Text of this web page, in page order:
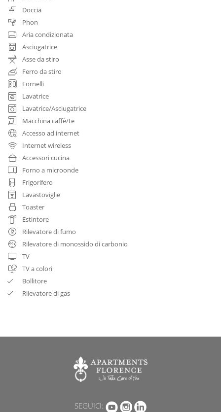
Doccia
Phon
Aria condizionata
Asciugatrice
Asse da stiro
Ferro da stiro
Fornelli
Lavatrice
Lavatrice/Asciugatrice
Macchina caffè/te
Accesso ad internet
Internet wireless
Accessori cucina
Forno a microonde
Frigorifero
Lavastoviglie
Toaster
Estintore
Rilevatore di fumo
Rilevatore di monossido di carbonio
TV
TV a colori
Bollitore
Rilevatore di gas
SEGUICI: